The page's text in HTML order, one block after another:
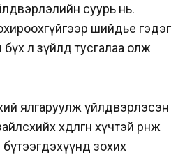
суурь нь.
шийдье гэдэг
бүх л зүйлд тусгалаа олж
ялгаруулж үйлдвэрлэсэн
хөдөлгөөн хүчтэй өрнөж
бүтээгдэхүүнд зохих